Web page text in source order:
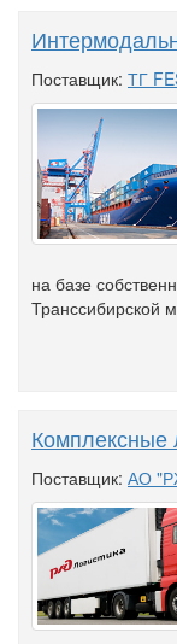
Поставщик: ТГ
на базе
Транссибирской
Комплексные
Поставщик: АО